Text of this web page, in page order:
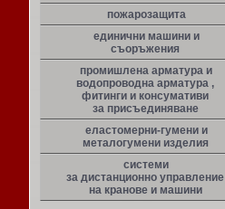
пожарозащита
единични машини и
съоръжения
промишлена арматура и
водопроводна арматура ,
фитинги и консумативи
за присъединяване
еластомерни-гумени и
металогумени изделия
системи
за дистанционно управление
на кранове и машини